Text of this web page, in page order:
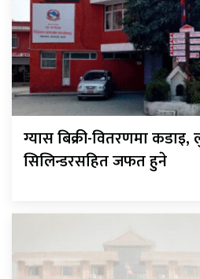
ग्यास बिक्री-वितरणमा कडाइ,
सिलिन्डरसहित जफत हुने